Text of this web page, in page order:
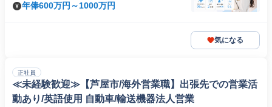
年俸600万円～1000万円
気になる
正社員
≪未経験歓迎≫【芦屋市/海外営業職】出張先での営業活
動あり/英語使用 自動車/輸送機器法人営業